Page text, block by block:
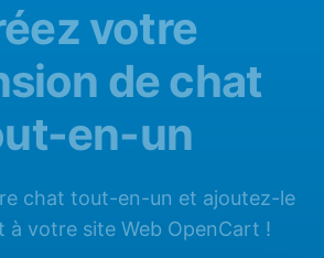
votre
de chat
en-un
chat tout-en-un et ajoutez-le
à votre site Web OpenCart !